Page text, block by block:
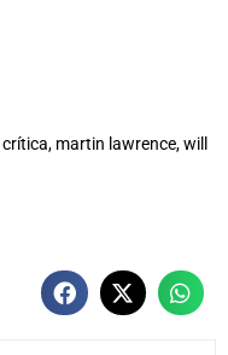
crítica, martin lawrence,will